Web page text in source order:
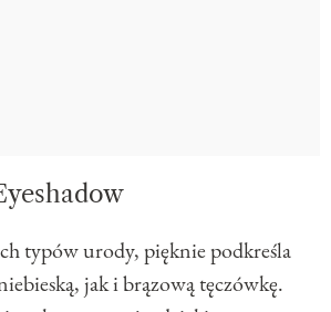
typów urody, pięknie podkreśla
jak i brązową tęczówkę.